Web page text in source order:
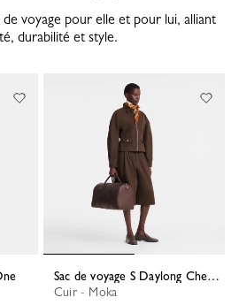
voyage pour elle et pour lui, alliant
durabilité et style.
Sac de voyage S Daylong Chevron
Cuir - Moka